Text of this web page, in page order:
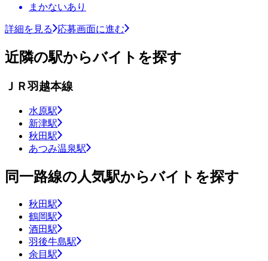
まかないあり
詳細を見る 応募画面に進む
近隣の駅からバイトを探す
ＪＲ羽越本線
水原駅
新津駅
秋田駅
あつみ温泉駅
同一路線の人気駅からバイトを探す
秋田駅
鶴岡駅
酒田駅
羽後牛島駅
余目駅